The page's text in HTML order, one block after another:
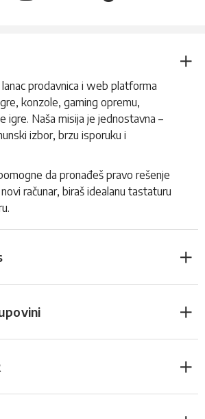
prodavnica i web platforma
konzole, gaming opremu,
igre. Naša misija je jednostavna –
izbor, brzu isporuku i
da pronađeš pravo rešenje
računar, biraš idealanu tastaturu